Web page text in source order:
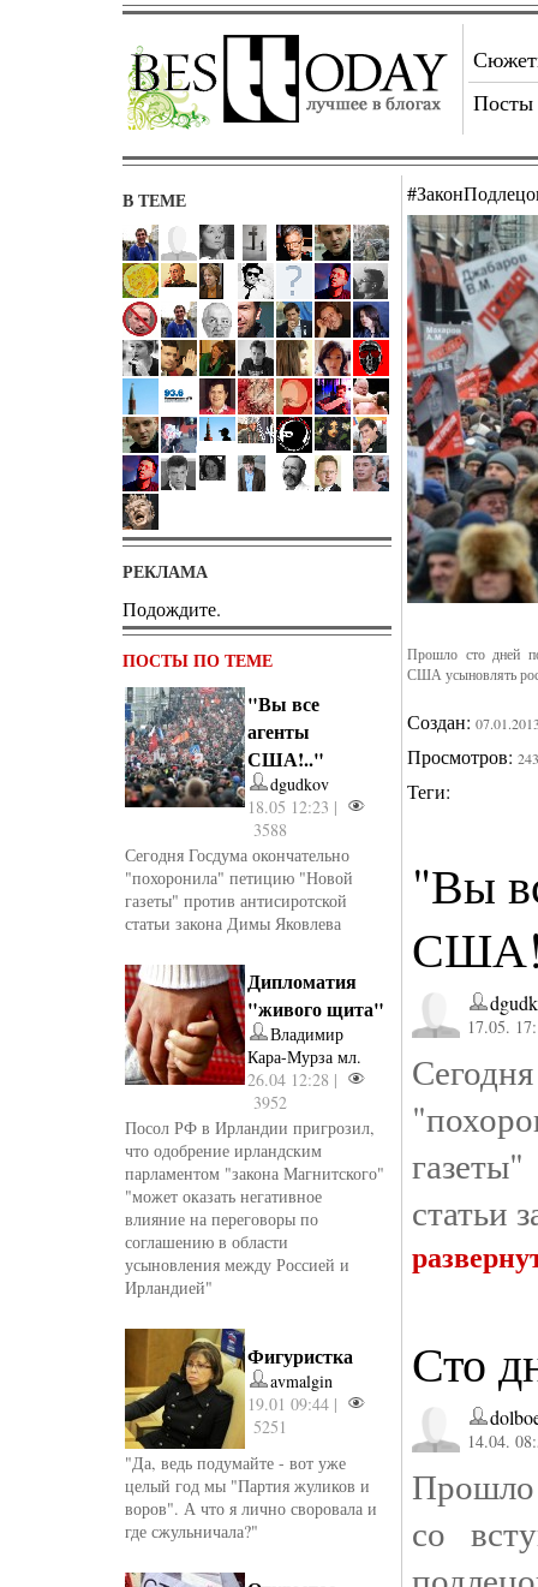
Посты
В ТЕМЕ
РЕКЛАМА
Подождите.
ПОСТЫ ПО ТЕМЕ
"Вы все
агенты
США!.."
dgudkov
18.05 12:23 |
3588
Сегодня Госдума окончательно
"похоронила" петицию "Новой
газеты" против антисиротской
статьи закона Димы Яковлева
Дипломатия
"живого щита"
Владимир
Кара-Мурза мл.
26.04 12:28 |
3952
Посол РФ в Ирландии пригрозил,
что одобрение ирландским
парламентом "закона Магнитского"
"может оказать негативное
влияние на переговоры по
соглашению в области
усыновления между Россией и
Ирландией"
Фигуристка
avmalgin
19.01 09:44 |
5251
"Да, ведь подумайте - вот уже
целый год мы "Партия жуликов и
воров". А что я лично своровала и
где сжульничала?"
Прошло сто дней
США усыновлять
Создан:
Просмотров:
Теги:
"Вы
17.05.
статьи
Сто
14.04.
Прошло
со